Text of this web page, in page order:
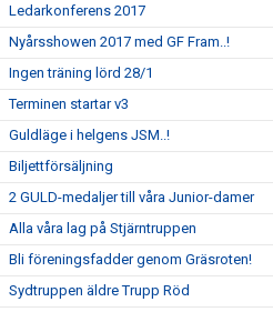
Ledarkonferens 2017
Nyårsshowen 2017 med GF Fram..!
Ingen träning lörd 28/1
Terminen startar v3
Guldläge i helgens JSM..!
Biljettförsäljning
2 GULD-medaljer till våra Junior-damer
Alla våra lag på Stjärntruppen
Bli föreningsfadder genom Gräsroten!
Sydtruppen äldre Trupp Röd